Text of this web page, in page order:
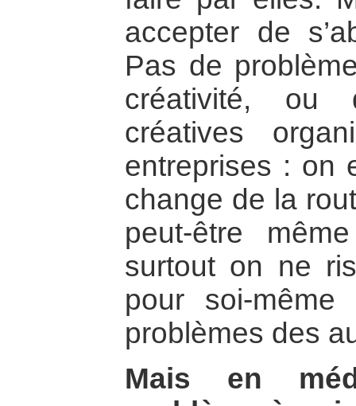
accepter de
Pas de
créativité, ou
créatives
entreprises : on
change de la
peut-être
surtout on ne
pour soi-
problèmes des
Mais en